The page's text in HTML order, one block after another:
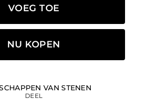
VOEG TOE
NU KOPEN
VAN STENEN
DEEL